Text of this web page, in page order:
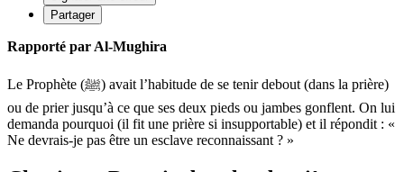
Partager
Rapporté par Al-Mughira
Le Prophète (ﷺ) avait l’habitude de se tenir debout (dans la prière)
ou de prier jusqu’à ce que ses deux pieds ou jambes gonflent. On lui
demanda pourquoi (il fit une prière si insupportable) et il répondit : «
Ne devrais-je pas être un esclave reconnaissant ? »